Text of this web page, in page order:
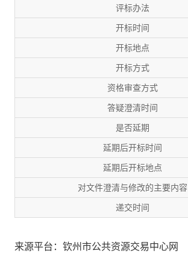
评标办法
开标时间
开标地点
开标方式
资格审查方式
答疑澄清时间
是否延期
延期后开标时间
延期后开标地点
对文件澄清与修改的主要内容
递交时间
来源平台：钦州市公共资源交易中心网